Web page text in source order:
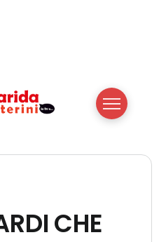
CHE